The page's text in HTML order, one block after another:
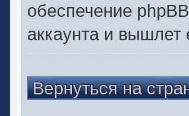
обеспечение
аккаунта и вышлет
Вернуться на